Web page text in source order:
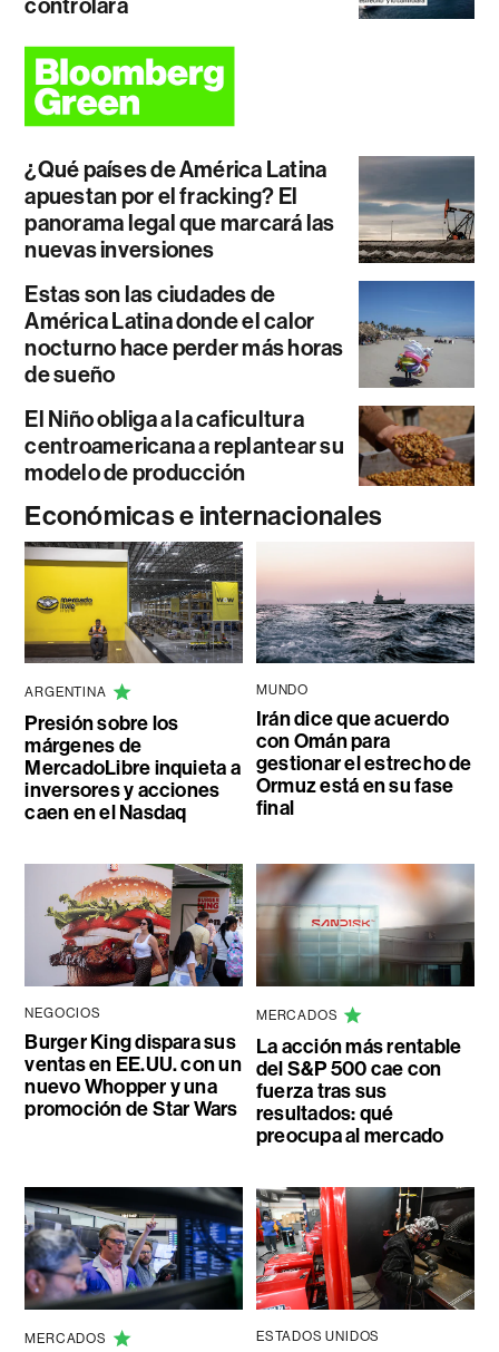
controlará
¿Qué países de América Latina
apuestan por el fracking? El
panorama legal que marcará las
nuevas inversiones
Estas son las ciudades de
América Latina donde el calor
nocturno hace perder más horas
de sueño
El Niño obliga a la caficultura
centroamericana a replantear su
modelo de producción
Económicas e internacionales
ARGENTINA
Presión sobre los
márgenes de
MercadoLibre inquieta a
inversores y acciones
caen en el Nasdaq
MUNDO
Irán dice que acuerdo
con Omán para
gestionar el estrecho de
Ormuz está en su fase
final
NEGOCIOS
Burger King dispara sus
ventas en EE.UU. con un
nuevo Whopper y una
promoción de Star Wars
MERCADOS
La acción más rentable
del S&P 500 cae con
fuerza tras sus
resultados: qué
preocupa al mercado
MERCADOS ESTADOS UNIDOS